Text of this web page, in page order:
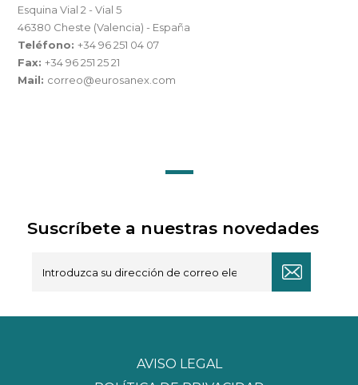
Esquina Vial 2 - Vial 5
46380 Cheste (Valencia) - España
Teléfono:+34 96 251 04 07
Fax:+34 96 251 25 21
Mail: correo@eurosanex.com
Suscríbete a nuestras novedades
AVISO LEGAL